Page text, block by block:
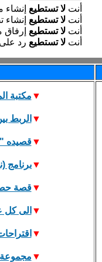
أنت لا تستطيع
أنت لا تستطيع إنشاء
أنت لا تستطيع إرفاق
أنت لا تستطيع رد
▼ مكتبة
▼ الربط
▼قصيده
▼برنامج
▼قصة
▼ الى
▼
▼